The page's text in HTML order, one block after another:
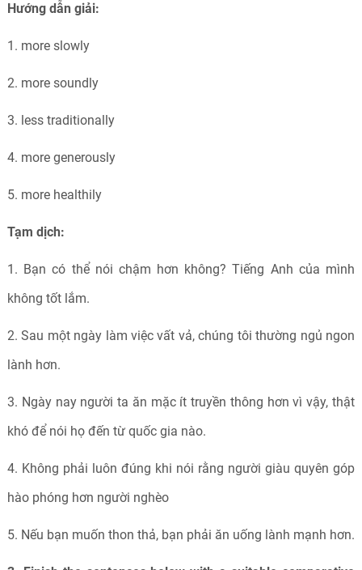
Hướng dẫn giải:
1. more slowly
2. more soundly
3. less traditionally
4. more generously
5. more healthily
Tạm dịch:
1. Bạn có thể nói chậm hơn không? Tiếng Anh của mình
không tốt lắm.
2. Sau một ngày làm việc vất vả, chúng tôi thường ngủ ngon
lành hơn.
3. Ngày nay người ta ăn mặc ít truyền thông hơn vì vậy, thật
khó để nói họ đến từ quốc gia nào.
4. Không phải luôn đúng khi nói rằng người giàu quyên góp
hào phóng hơn người nghèo
5. Nếu bạn muốn thon thả, bạn phải ăn uống lành mạnh hơn.